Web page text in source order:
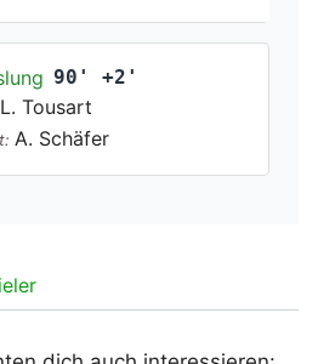
90' +2'
L. Tousart
A. Schäfer